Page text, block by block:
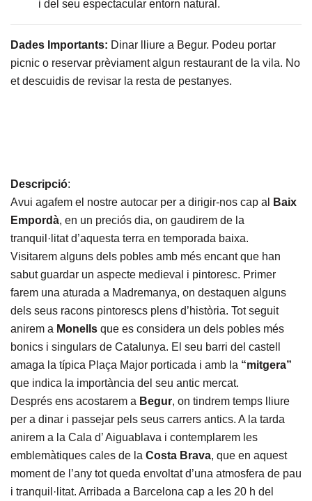
i del seu espectacular entorn natural.
Dades Importants: Dinar lliure a Begur. Podeu portar
picnic o reservar prèviament algun restaurant de la vila. No
et descuidis de revisar la resta de pestanyes.
Descripció:
Avui agafem el nostre autocar per a dirigir-nos cap al
Baix
Empordà, en un preciós dia, on gaudirem de la
tranquil·litat d’aquesta terra en temporada baixa.
Visitarem alguns dels pobles amb més encantque han
sabut guardar un aspecte medieval i pintoresc. Primer
farem una aturada a Madremanya, on destaquen alguns
dels seus racons pintorescs plens d’història. Tot seguit
anirem a Monells que es considera un dels pobles més
bonics i singulars de Catalunya. El seu barri del castell
amaga la típica Plaça Major porticada i amb la “mitgera”
que indica la importància del seu antic mercat.
Després ens acostarem a Begur, on tindrem temps lliure
per a dinar i passejar pels seus carrers antics. A la tarda
anirem a la Cala d’ Aiguablava i contemplarem les
emblemàtiques cales de la Costa Brava, que en aquest
moment de l’any tot queda envoltat d’una atmosfera de pau
i tranquil·litat. Arribada a Barcelona cap a les 20 h del